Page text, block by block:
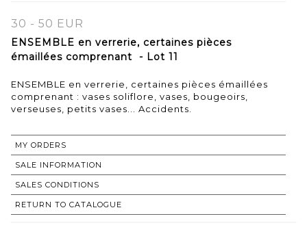
30 - 50 EUR
ENSEMBLE en verrerie, certaines pièces
émaillées comprenant - Lot 11
ENSEMBLE en verrerie, certaines pièces émaillées
comprenant : vases soliflore, vases, bougeoirs,
verseuses, petits vases... Accidents.
MY ORDERS
SALE INFORMATION
SALES CONDITIONS
RETURN TO CATALOGUE